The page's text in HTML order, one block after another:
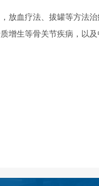
放血疗法、拔罐等方法
增生等骨关节疾病，以